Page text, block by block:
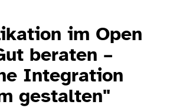
im Open
beraten –
Integration
gestalten"